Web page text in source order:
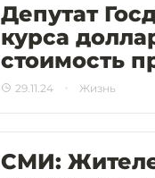
Депутат
курса
стоимость
29.11.24 Жизнь
СМИ: